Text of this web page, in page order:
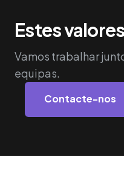
Estes
Vamos trabalhar
equipas.
Contacte-nos